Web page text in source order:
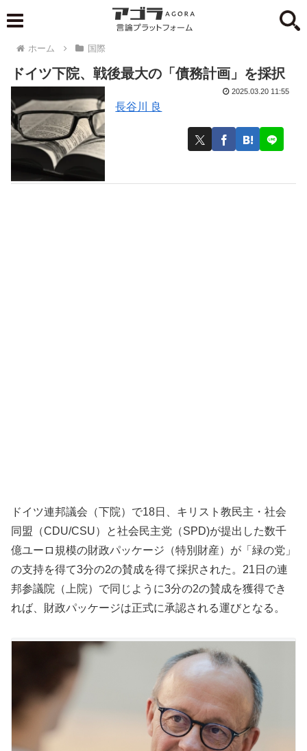
ホーム 国際
ドイツ下院、戦後最大の「債務計画」を採択
長谷川 良
2025.03.20 11:55
ドイツ連邦議会（下院）で18日、キリスト教民主・社会
同盟（CDU/CSU）と社会民主党（SPD)が提出した数千
億ユーロ規模の財政パッケージ（特別財産）が「緑の党」
の支持を得て3分の2の賛成を得て採択された。21日の連
邦参議院（上院）で同じように3分の2の賛成を獲得でき
れば、財政パッケージは正式に承認される運びとなる。